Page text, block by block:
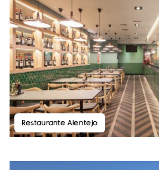
Restaurante Alentejo